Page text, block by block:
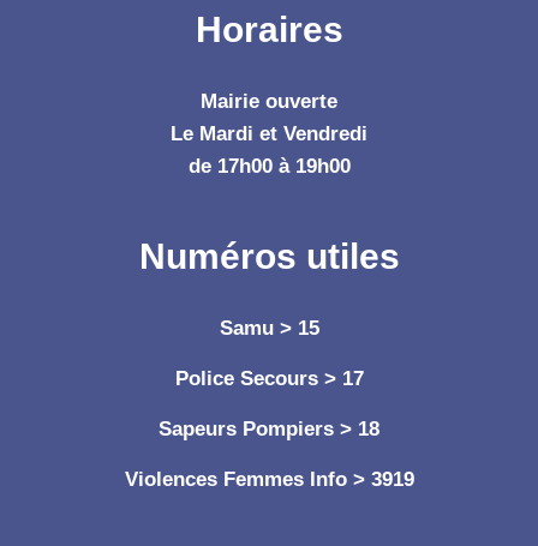
Horaires
Mairie ouverte
Le Mardi et Vendredi
de 17h00 à 19h00
Numéros utiles
Samu > 15
Police Secours > 17
Sapeurs Pompiers > 18
Violences Femmes Info > 3919